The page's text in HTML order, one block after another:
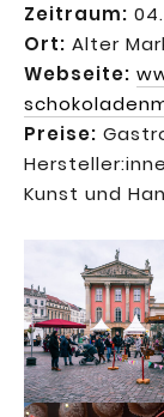
Zeitraum:
Ort: Alter
Webseite:
Preise:
Kunst und